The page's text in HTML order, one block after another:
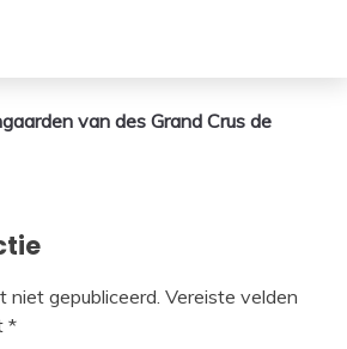
van des Grand Crus de
niet gepubliceerd. Vereiste velden
*